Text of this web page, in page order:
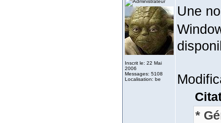
Inscrit le: 22 Mai
2006
Messages: 5108
Localisation: be
Une
*